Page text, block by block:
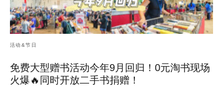
活动&节日
免费大型赠书活动今年9月回归！0元淘书现场
火爆🔥同时开放二手书捐赠！